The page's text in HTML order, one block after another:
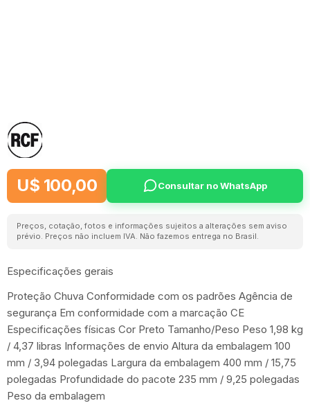
U$ 100,00 Consultar no WhatsApp
Preços, cotação, fotos e informações sujeitos a alterações sem aviso
prévio. Preços não incluem IVA. Não fazemos entrega no Brasil.
Especificações gerais
Proteção Chuva Conformidade com os padrões Agência de
segurança Em conformidade com a marcação CE
Especificações físicas Cor Preto Tamanho/Peso Peso 1,98 kg
/ 4,37 libras Informações de envio Altura da embalagem 100
mm / 3,94 polegadas Largura da embalagem 400 mm / 15,75
polegadas Profundidade do pacote 235 mm / 9,25 polegadas
Peso da embalagem